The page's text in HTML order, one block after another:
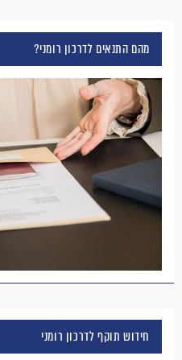
מהם התנאים לדרכון רומני?
חידוש תוקף לדרכון רומני